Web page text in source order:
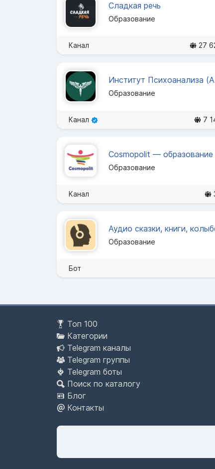
Сладкая речь
Образование
Канал 27
Образование
Канал 7
Образование
Канал
Образование
Бот
Топ 100
Категории
Telegram каналы
Telegram группы
Telegram боты
Поиск по каталогу
Блог
Контакты